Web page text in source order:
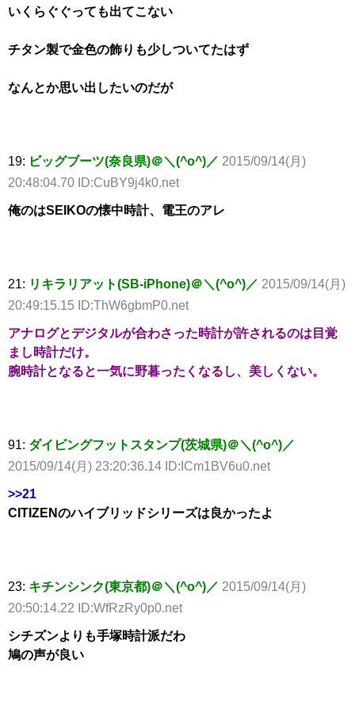
いくらぐぐっても出てこない
チタン製で金色の飾りも少しついてたはず
なんとか思い出したいのだが
19: ビッグブーツ(奈良県)＠＼(^o^)／ 2015/09/14(月)
20:48:04.70 ID:CuBY9j4k0.net
俺のはSEIKOの懐中時計、電王のアレ
21: リキラリアット(SB-iPhone)＠＼(^o^)／ 2015/09/14(月)
20:49:15.15 ID:ThW6gbmP0.net
アナログとデジタルが合わさった時計が許されるのは目覚
まし時計だけ。
腕時計となると一気に野暮ったくなるし、美しくない。
91: ダイビングフットスタンプ(茨城県)＠＼(^o^)／
2015/09/14(月) 23:20:36.14 ID:ICm1BV6u0.net
>>21
CITIZENのハイブリッドシリーズは良かったよ
23: キチンシンク(東京都)＠＼(^o^)／ 2015/09/14(月)
20:50:14.22 ID:WfRzRy0p0.net
シチズンよりも手塚時計派だわ
鳩の声が良い